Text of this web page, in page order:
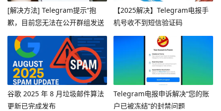
[解决方法] Telegram提示“抱
歉，目前您无法在公开群组发送
消息”
【2025解决】Telegram电报手
机号收不到短信验证码
谷歌 2025 年 8 月垃圾邮件算法
更新已完成发布
Telegram电报申诉解决“您的账
户已被冻结”的封禁问题